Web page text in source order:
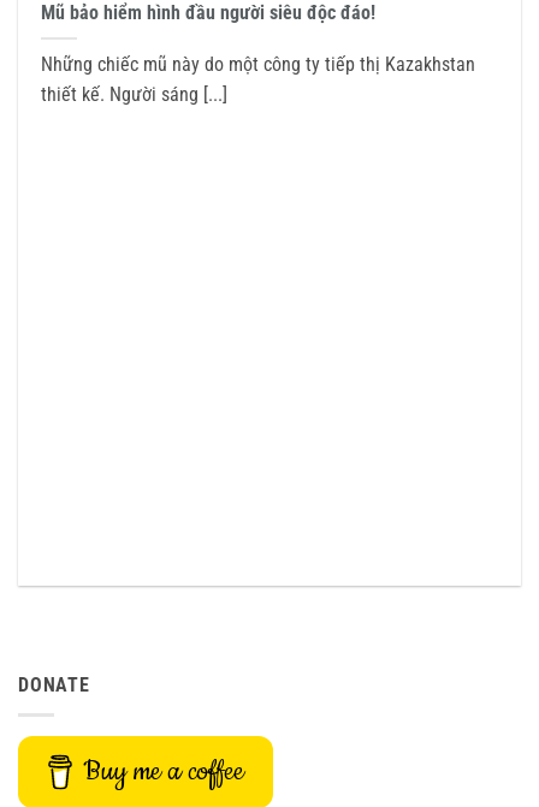
Mũ bảo hiểm hình đầu người siêu độc đáo!
Những chiếc mũ này do một công ty tiếp thị Kazakhstan
thiết kế. Người sáng [...]
DONATE
Buy me a coffee